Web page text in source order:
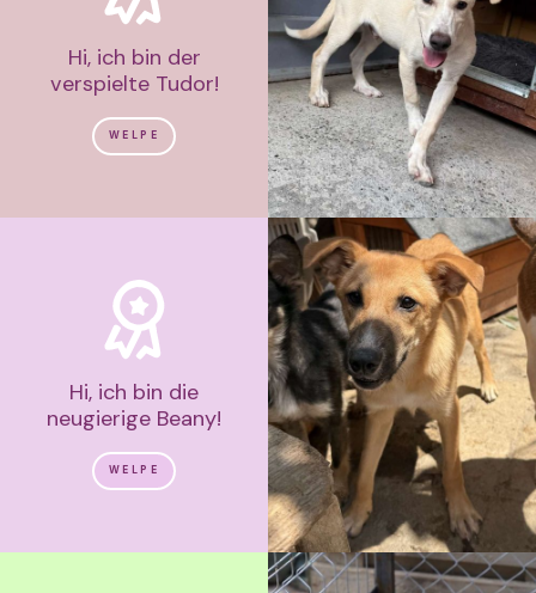
Hi, ich bin der
verspielte Tudor!
WELPE
Hi, ich bin die
neugierige Beany!
WELPE